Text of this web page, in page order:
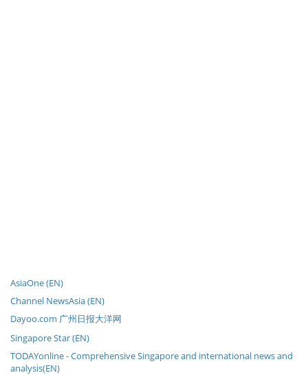
AsiaOne (EN)
Channel NewsAsia (EN)
Dayoo.com 广州日报大洋网
Singapore Star (EN)
TODAYonline - Comprehensive Singapore and international news and
analysis(EN)